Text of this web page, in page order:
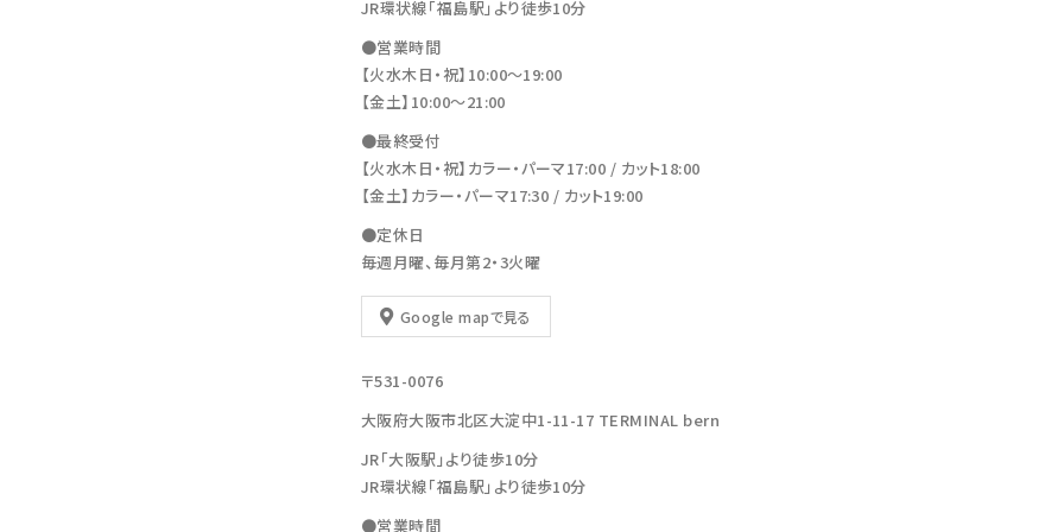
JR環状線「福島駅」より徒歩10分
●営業時間
【火水木日・祝】10:00～19:00
【金土】10:00〜21:00
●最終受付
【火水木日・祝】カラー・パーマ17:00 / カット18:00
【金土】カラー・パーマ17:30 / カット19:00
●定休日
毎週月曜、毎月第2・3火曜
Google mapで見る
〒531-0076
大阪府大阪市北区大淀中1-11-17 TERMINAL bern
JR「大阪駅」より徒歩10分
JR環状線「福島駅」より徒歩10分
●営業時間